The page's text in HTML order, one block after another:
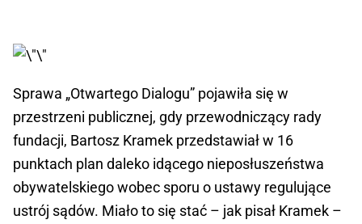
Sprawa „Otwartego Dialogu” pojawiła się w
przestrzeni publicznej, gdy przewodniczący rady
fundacji, Bartosz Kramek przedstawiał w 16
punktach plan daleko idącego nieposłuszeństwa
obywatelskiego wobec sporu o ustawy regulujące
ustrój sądów. Miało to się stać – jak pisał Kramek –